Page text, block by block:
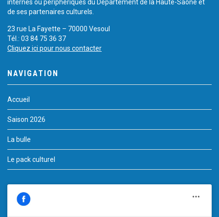
internes ou périphériques du Département de la Haute-Saône et
de ses partenaires culturels.
23 rue La Fayette – 70000 Vesoul
Tél.: 03 84 75 36 37
Cliquez ici pour nous contacter
NAVIGATION
Accueil
Saison 2026
La bulle
Le pack culturel